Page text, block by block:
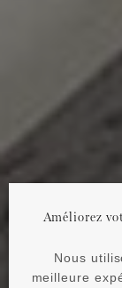
Améliorez
Nous
meilleure